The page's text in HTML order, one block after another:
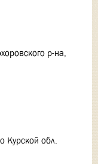
р-на,
Курской обл.